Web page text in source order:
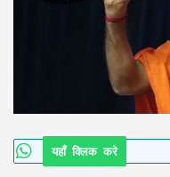
यहाँ क्लिक करे